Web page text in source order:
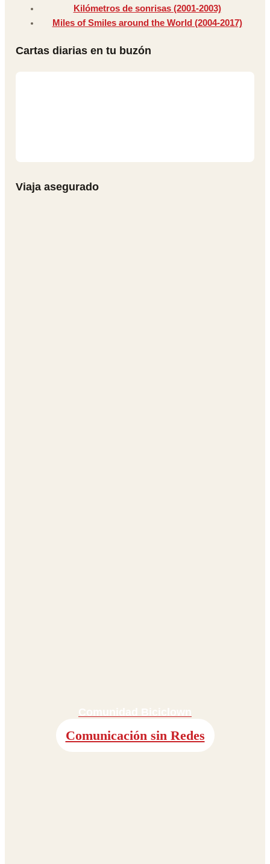
Kilómetros de sonrisas (2001-2003)
Miles of Smiles around the World (2004-2017)
Cartas diarias en tu buzón
Viaja asegurado
Comunicación sin Redes